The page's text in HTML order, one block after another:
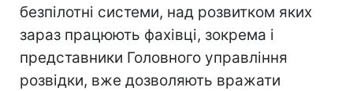
безпілотні системи, над розвитком яких
зараз працюють фахівці, зокрема і
представники Головного управління
розвідки, вже дозволяють вражати